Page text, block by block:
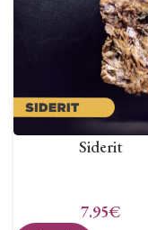
Siderit
7.95€